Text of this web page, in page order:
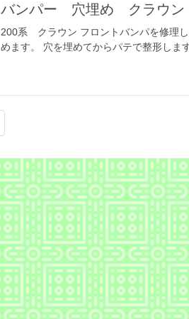
バンパー 穴埋め クラウ
200系 クラウン フロントバンパを修理
めます。 穴を埋めてからパテで整形しま